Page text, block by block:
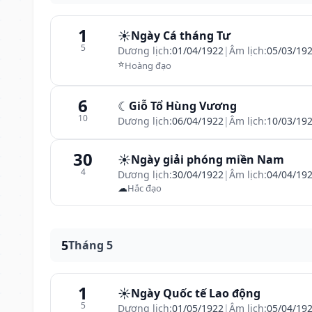
1
5
☀️Ngày Cá tháng Tư
Dương lịch:01/04/1922|Âm lịch:05/03/
⭐Hoàng đạo
6
10
☾ Giỗ Tổ Hùng Vương
Dương lịch:06/04/1922|Âm lịch:10/03/
30
4
☀️Ngày giải phóng miền Nam
Dương lịch:30/04/1922|Âm lịch:04/04/
☁Hắc đạo
5Tháng 5
1
5
☀️Ngày Quốc tế Lao động
Dương lịch:01/05/1922|Âm lịch:05/04/